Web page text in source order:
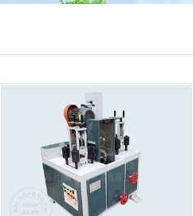
平面抛光机
六角抛光机
圆球抛光机
异型件抛光机
抛光工件
抛光耗材